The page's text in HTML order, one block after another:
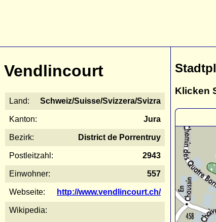
Vendlincourt
Land: Schweiz/Suisse/Svizzera/Svizra
Kanton: Jura
Bezirk: District de Porrentruy
Postleitzahl: 2943
Einwohner: 557
Webseite: http://www.vendlincourt.ch/
Wikipedia:
Klicken